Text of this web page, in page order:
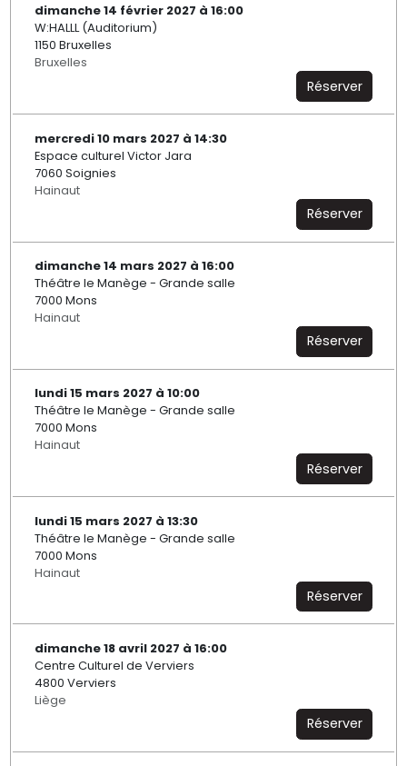
dimanche 14 février 2027 à 16:00
W:HALLL (Auditorium)
1150 Bruxelles
Bruxelles
Réserver
mercredi 10 mars 2027 à 14:30
Espace culturel Victor Jara
7060 Soignies
Hainaut
Réserver
dimanche 14 mars 2027 à 16:00
Théâtre le Manège - Grande salle
7000 Mons
Hainaut
Réserver
lundi 15 mars 2027 à 10:00
Théâtre le Manège - Grande salle
7000 Mons
Hainaut
Réserver
lundi 15 mars 2027 à 13:30
Théâtre le Manège - Grande salle
7000 Mons
Hainaut
Réserver
dimanche 18 avril 2027 à 16:00
Centre Culturel de Verviers
4800 Verviers
Liège
Réserver